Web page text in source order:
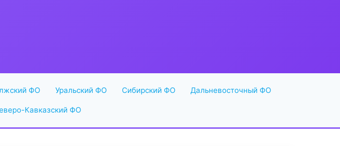
ФО Уральский ФО Сибирский ФО Дальневосточный ФО
Кавказский ФО